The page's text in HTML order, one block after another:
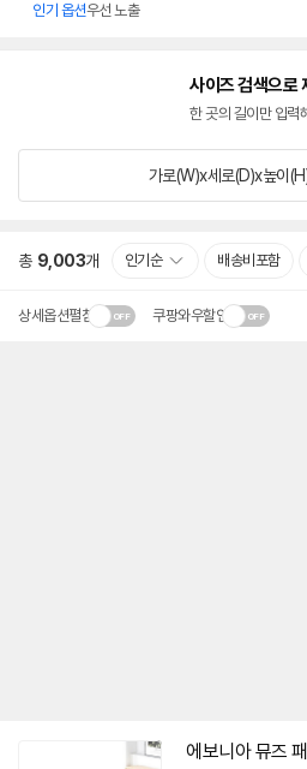
인기 옵션우선 노출
사이즈 검색으로
한 곳의 길이만 입력
가로(W)x세로(D)x높이
총 9,003개 인기순 배송비포함
상세옵션펼침 쿠팡와우할인
에보니아 뮤즈